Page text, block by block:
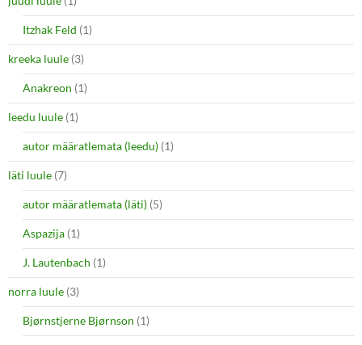
Itzhak Feld (1)
kreeka luule (3)
Anakreon (1)
leedu luule (1)
autor määratlemata (leedu) (1)
läti luule (7)
autor määratlemata (läti) (5)
Aspazija (1)
J. Lautenbach (1)
norra luule (3)
Bjørnstjerne Bjørnson (1)